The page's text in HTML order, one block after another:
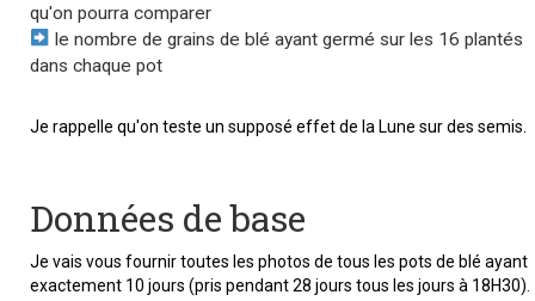
qu'on pourra comparer
le nombre de grains de blé ayant germé sur les 16 plantés
dans chaque pot
Je rappelle qu'on teste un supposé effet de la Lune sur des semis.
Données de base
Je vais vous fournir toutes les photos de tous les pots de blé ayant
exactement 10 jours (pris pendant 28 jours tous les jours à 18H30).